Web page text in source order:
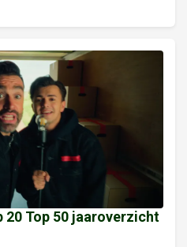
20 Top 50 jaaroverzicht